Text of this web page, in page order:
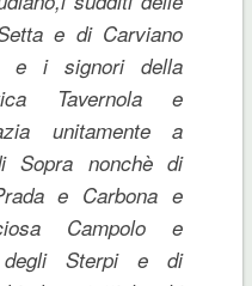
e di Carviano
e i signori della
Tavernola e
unitamente a
Sopra nonchè di
e Carbona e
Campolo e
degli Sterpi e di